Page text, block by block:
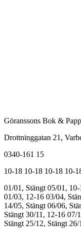
Göranssons Bok &
Drottninggatan 21 ,
0340-161 15
10-18 10-18 10-18 10-
01/01, Stängt 05/01, 10-
01/03, 12-16 03/04,
14/05, Stängt 06/06,
Stängt 30/11, 12-16 07/
Stängt 25/12, Stängt 26/